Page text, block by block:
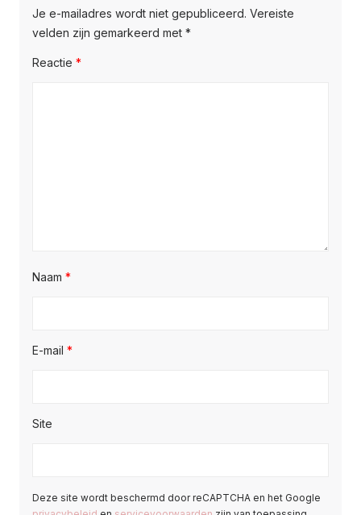
Je e-mailadres wordt niet gepubliceerd. Vereiste
velden zijn gemarkeerd met *
Reactie *
Naam *
E-mail *
Site
Deze site wordt beschermd door reCAPTCHA en het Google